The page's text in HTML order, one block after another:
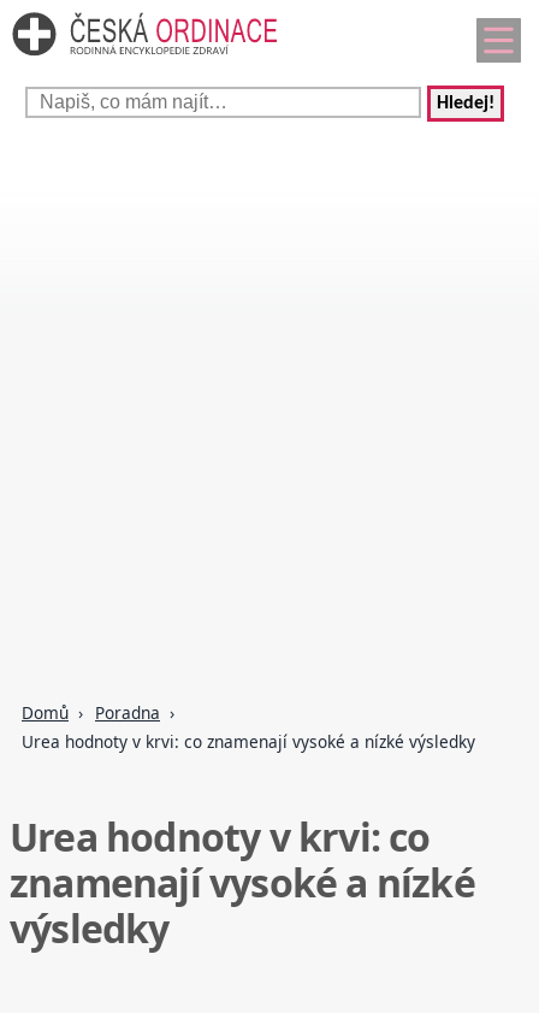
Hledej!
Domů
Poradna
Urea hodnoty v krvi: co znamenají vysoké a nízké výsledky
Urea hodnoty v krvi: co
znamenají vysoké a nízké
výsledky